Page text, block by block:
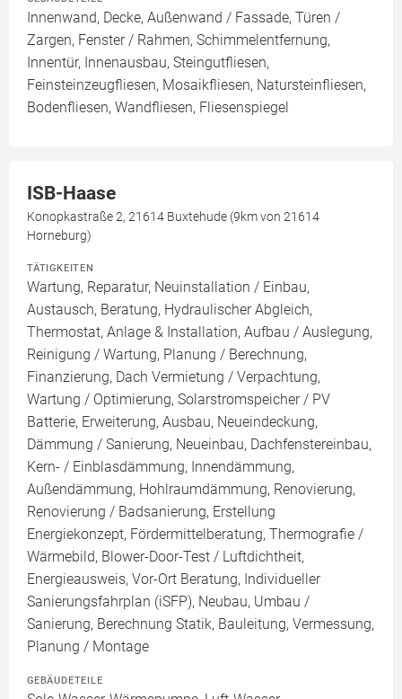
Innenwand, Decke, Außenwand / Fassade, Türen /
Zargen, Fenster / Rahmen, Schimmelentfernung,
Innentür, Innenausbau, Steingutfliesen,
Feinsteinzeugfliesen, Mosaikfliesen, Natursteinfliesen,
Bodenfliesen, Wandfliesen, Fliesenspiegel
ISB-Haase
Konopkastraße 2, 21614 Buxtehude (9km von 21614
Horneburg)
TÄTIGKEITEN
Wartung, Reparatur, Neuinstallation / Einbau,
Austausch, Beratung, Hydraulischer Abgleich,
Thermostat, Anlage & Installation, Aufbau / Auslegung,
Reinigung / Wartung, Planung / Berechnung,
Finanzierung, Dach Vermietung / Verpachtung,
Wartung / Optimierung, Solarstromspeicher / PV
Batterie, Erweiterung, Ausbau, Neueindeckung,
Dämmung / Sanierung, Neueinbau, Dachfenstereinbau,
Kern- / Einblasdämmung, Innendämmung,
Außendämmung, Hohlraumdämmung, Renovierung,
Renovierung / Badsanierung, Erstellung
Energiekonzept, Fördermittelberatung, Thermografie /
Wärmebild, Blower-Door-Test / Luftdichtheit,
Energieausweis, Vor-Ort Beratung, Individueller
Sanierungsfahrplan (iSFP), Neubau, Umbau /
Sanierung, Berechnung Statik, Bauleitung, Vermessung,
Planung / Montage
GEBÄUDETEILE